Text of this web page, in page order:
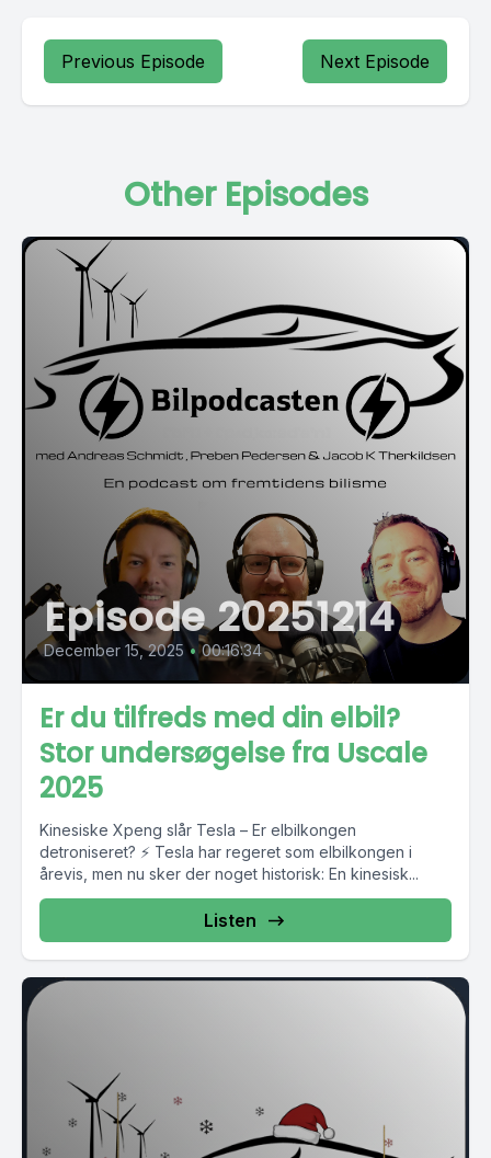
Previous Episode Next Episode
Other Episodes
Episode 20251214
December 15, 2025 • 00:16:34
Er du tilfreds med din elbil?
Stor undersøgelse fra Uscale
2025
Kinesiske Xpeng slår Tesla – Er elbilkongen
detroniseret? ⚡ Tesla har regeret som elbilkongen i
årevis, men nu sker der noget historisk: En kinesisk...
Listen